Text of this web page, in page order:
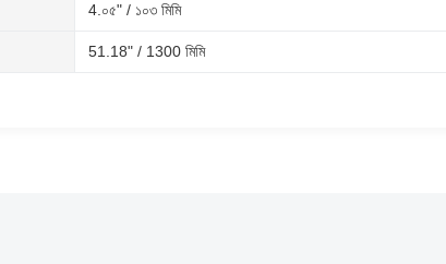
4.০৫" / ১০৩ মিমি
51.18" / 1300 মিমি